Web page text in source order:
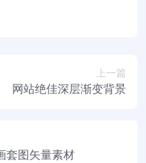
上一篇
网站绝佳深层渐变背景
套图矢量素材